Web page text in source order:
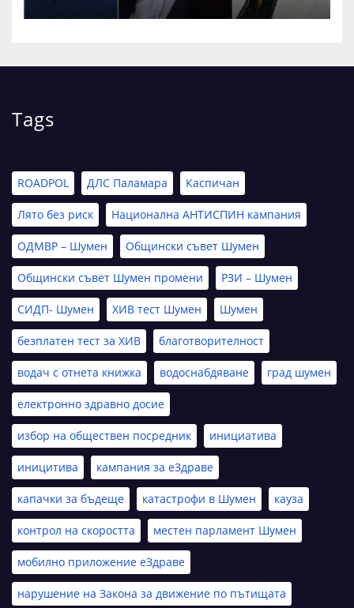
Tags
ROADPOL ДЛС Паламара Каспичан
Лято без риск Национална АНТИСПИН кампания
ОДМВР – Шумен Общински съвет Шумен
Общински съвет Шумен промени РЗИ – Шумен
СИДП- Шумен ХИВ тест Шумен Шумен
безплатен тест за ХИВ благотворителност
водач с отнета книжка водоснабдяване град шумен
електронно здравно досие
избор на обществен посредник инициатива
иницитива кампания за еЗдраве
капачки за бъдеще катастрофи в Шумен кауза
контрол на скоростта местен парламент Шумен
мобилно приложение еЗдраве
нарушение на Закона за движение по пътищата